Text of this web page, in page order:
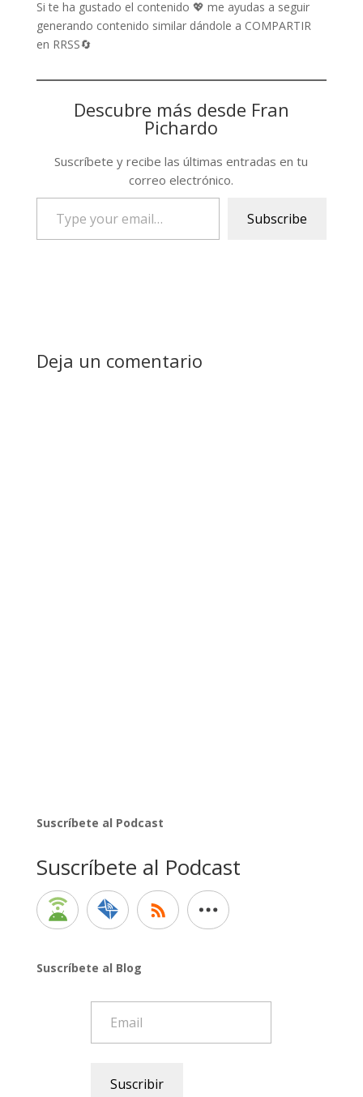
Si te ha gustado el contenido 💖 me ayudas a seguir
generando contenido similar dándole a COMPARTIR
en RRSS🔄
Descubre más desde Fran
Pichardo
Suscríbete y recibe las últimas entradas en tu
correo electrónico.
email…
Subscribe
Deja un comentario
Suscríbete al Podcast
Suscríbete al Podcast
Suscríbete al Blog
Suscribir